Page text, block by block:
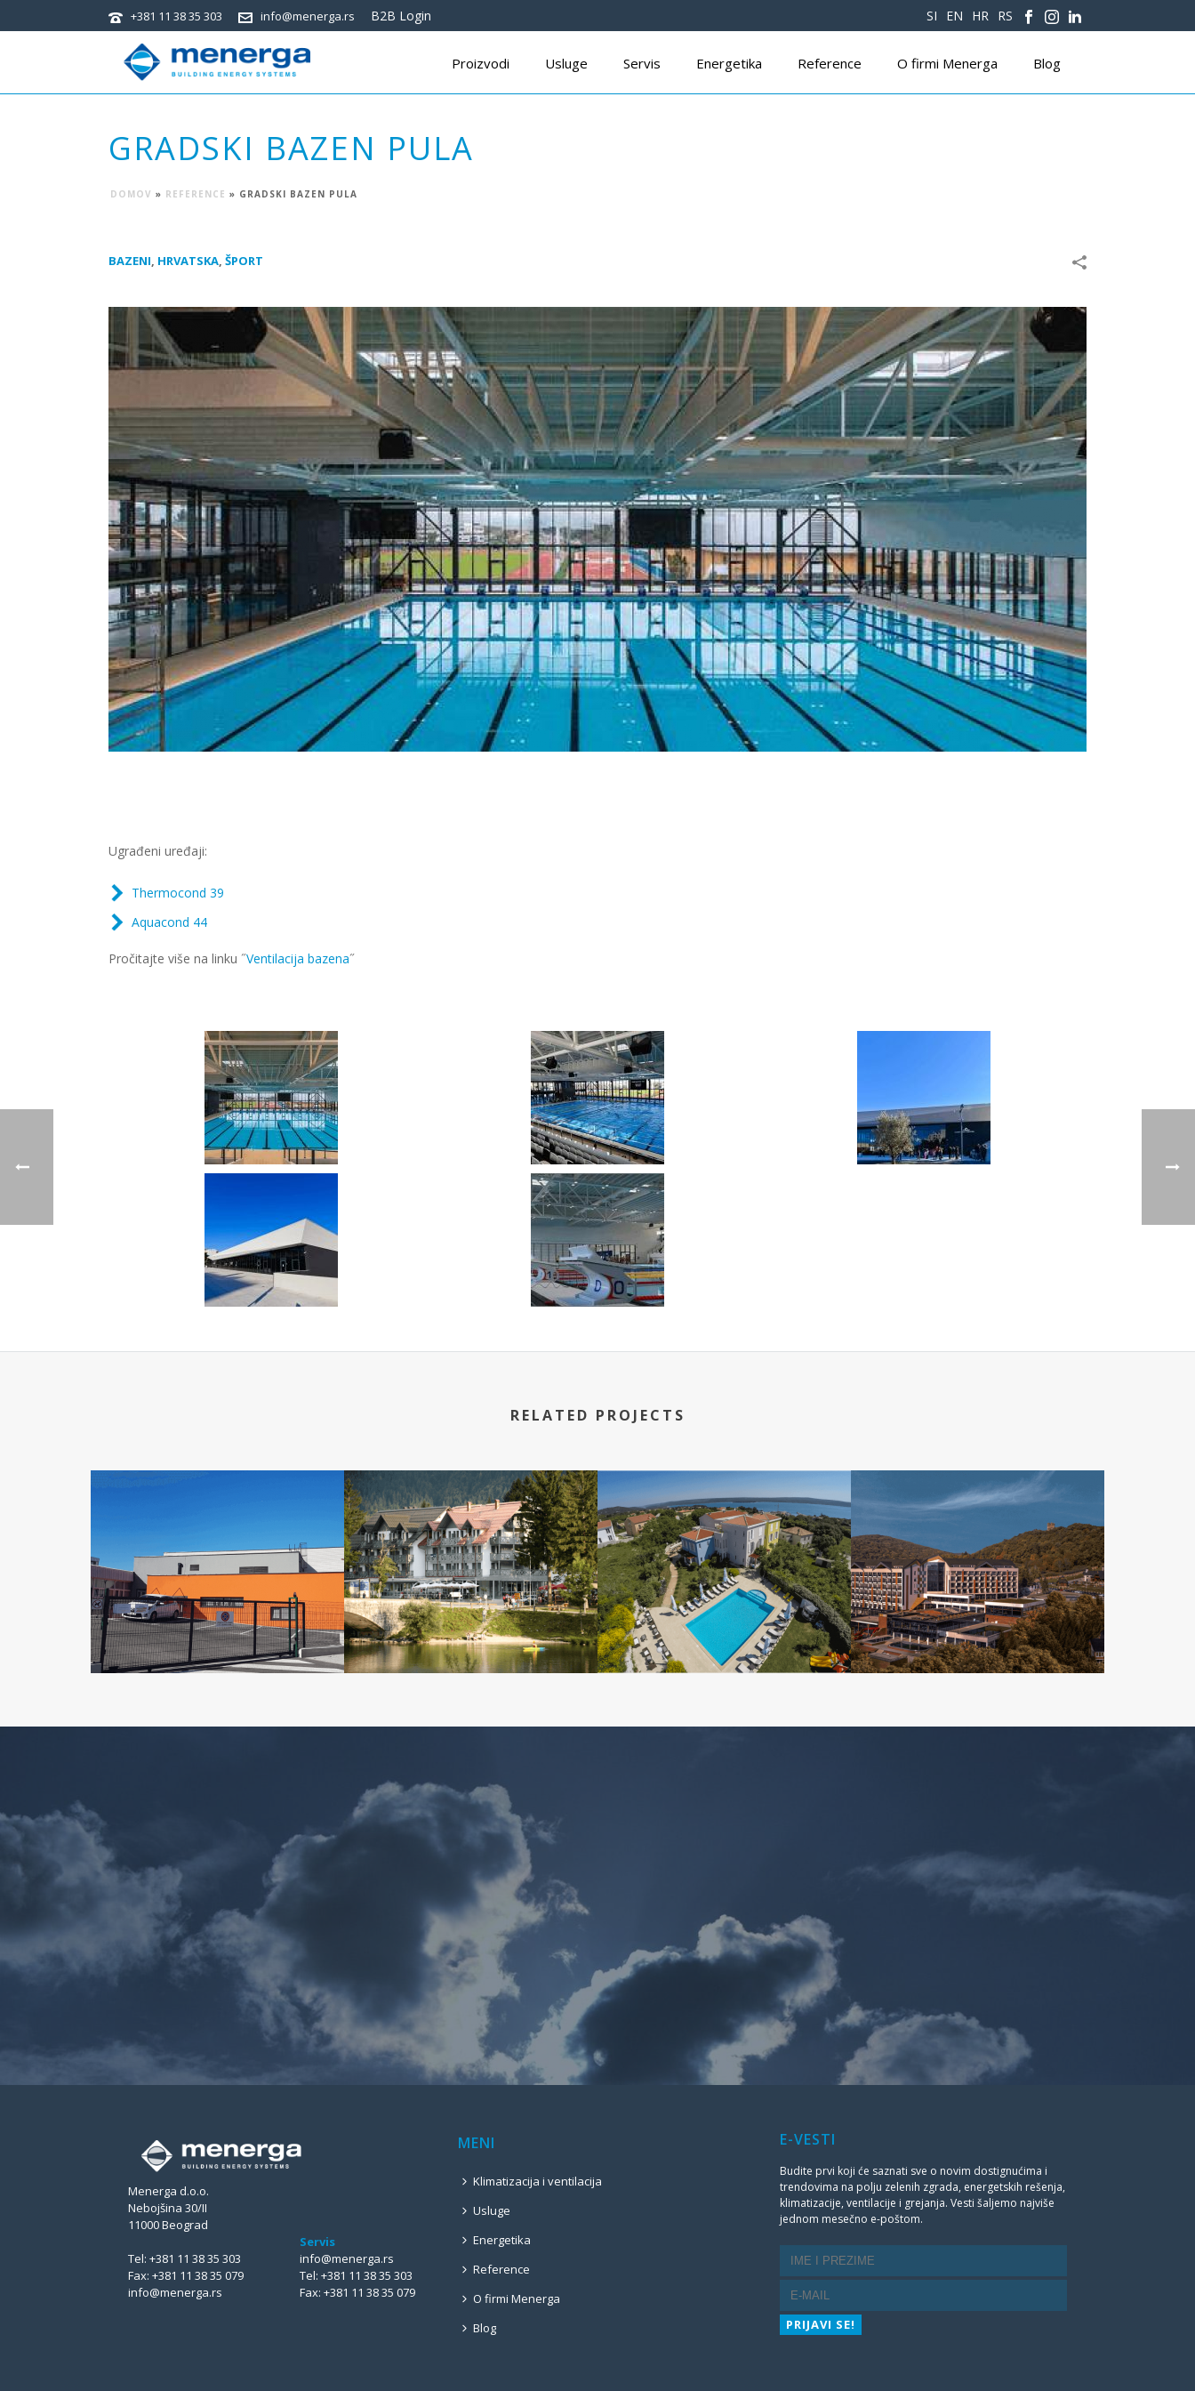
+381 11 38 35 303 info@menerga.rs SI EN HR RS
B2B Login
Proizvodi Usluge Servis Energetika Reference O firmi Menerga Blog
GRADSKI BAZEN PULA
DOMOV » REFERENCE » GRADSKI BAZEN PULA
BAZENI, HRVATSKA, ŠPORT
Ugrađeni uređaji:
Thermocond 39
Aquacond 44
Pročitajte više na linku ˝Ventilacija bazena˝
RELATED PROJECTS
Menerga d.o.o.
Nebojšina 30/II
11000 Beograd
Tel: +381 11 38 35 303
Fax: +381 11 38 35 079
info@menerga.rs
Servis
info@menerga.rs
Tel: +381 11 38 35 303
Fax: +381 11 38 35 079
MENI
Klimatizacija i ventilacija
Usluge
Energetika
Reference
O firmi Menerga
Blog
E-VESTI
Budite prvi koji će saznati sve o novim dostignućima i
trendovima na polju zelenih zgrada, energetskih rešenja,
klimatizacije, ventilacije i grejanja. Vesti šaljemo najviše
jednom mesečno e-poštom.